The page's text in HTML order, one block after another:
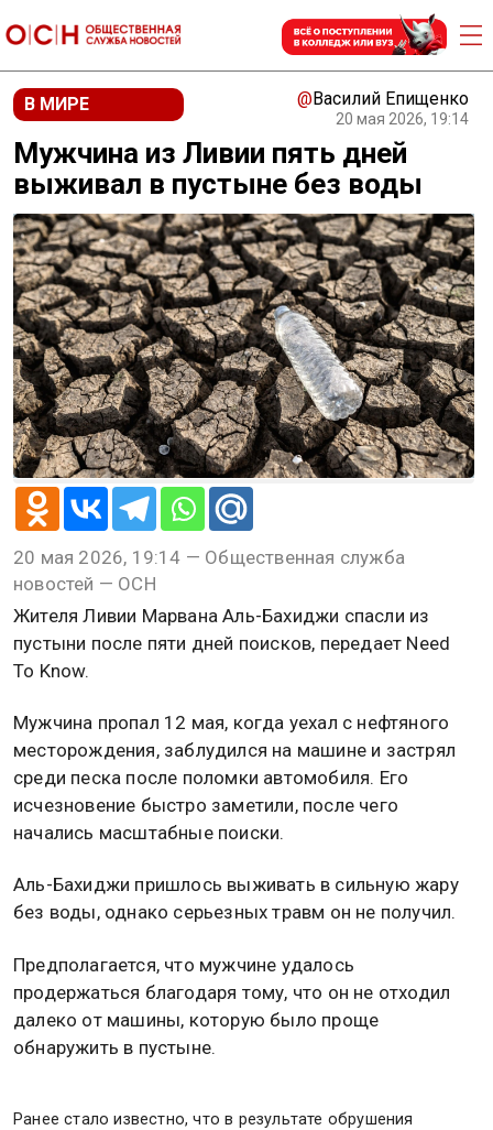
В МИРЕ @Василий Епищенко
20 мая 2026, 19:14
Мужчина из Ливии пять дней
выживал в пустыне без воды
20 мая 2026, 19:14 — Общественная служба
новостей — ОСН
Жителя Ливии Марвана Аль-Бахиджи спасли из
пустыни после пяти дней поисков, передает Need
To Know.
Мужчина пропал 12 мая, когда уехал с нефтяного
месторождения, заблудился на машине и застрял
среди песка после поломки автомобиля. Его
исчезновение быстро заметили, после чего
начались масштабные поиски.
Аль-Бахиджи пришлось выживать в сильную жару
без воды, однако серьезных травм он не получил.
Предполагается, что мужчине удалось
продержаться благодаря тому, что он не отходил
далеко от машины, которую было проще
обнаружить в пустыне.
Ранее стало известно, что в результате обрушения